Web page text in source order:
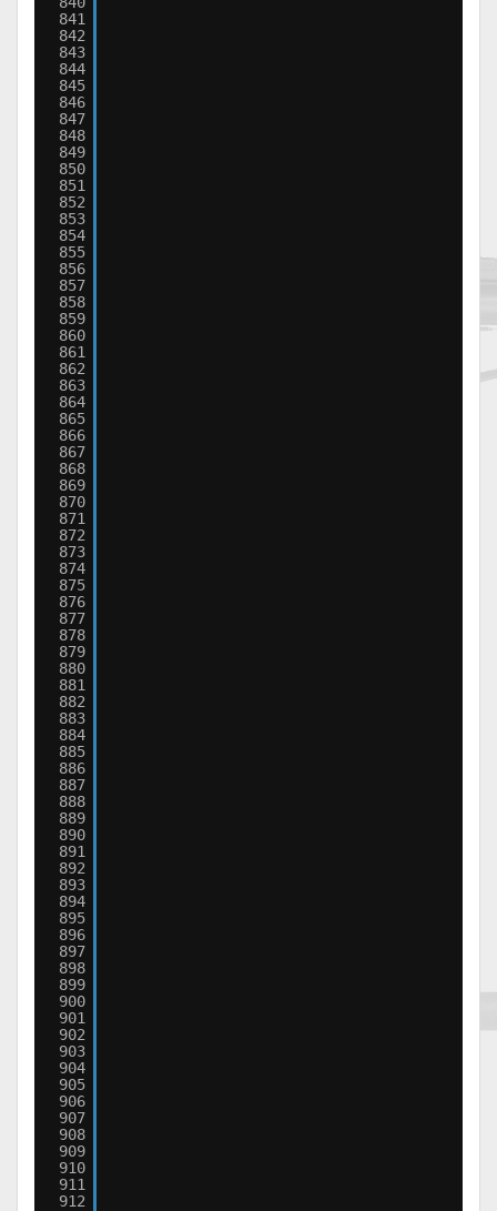
841
842
843
844
845
846
847
848
849
850
851
852
853
854
855
856
857
858
859
860
861
862
863
864
865
866
867
868
869
870
871
872
873
874
875
876
877
878
879
880
881
882
883
884
885
886
887
888
889
890
891
892
893
894
895
896
897
898
899
900
901
902
903
904
905
906
907
908
909
910
911
912